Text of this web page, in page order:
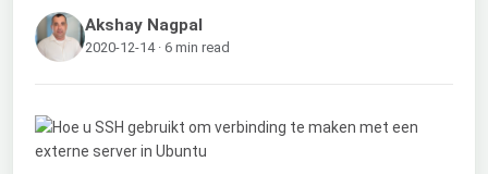
Akshay Nagpal
2020-12-14 · 6 min read